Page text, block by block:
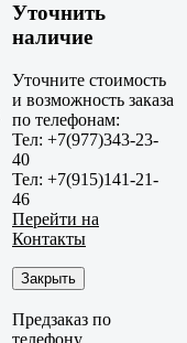
Уточнить
наличие
Уточните стоимость
и возможность заказа
по телефонам:
Тел: +7(977)343-23-
40
Тел: +7(915)141-21-
46
Перейти на
Контакты
Закрыть
Предзаказ по
телефону